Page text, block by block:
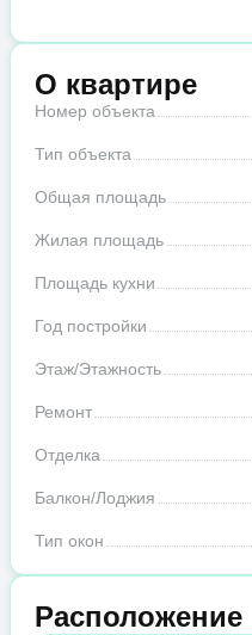
О квартире
Номер объекта
Тип объекта
Общая площадь
Жилая площадь
Площадь кухни
Год постройки
Этаж/Этажность
Ремонт
Отделка
Балкон/Лоджия
Тип окон
Расположение